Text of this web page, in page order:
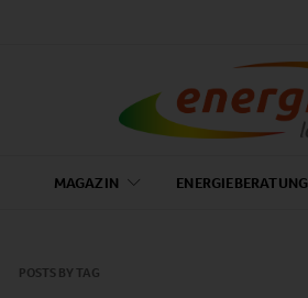
MAGAZIN ENERGIEBERATUNG
POSTS BY TAG